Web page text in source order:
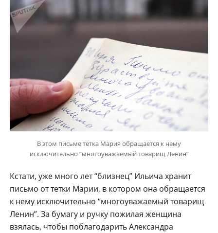
В этом письме тетка Мария обращается к нему
исключительно “многоуважаемый товарищ Ленин”
Кстати, уже много лет “близнец” Ильича хранит
письмо от тетки Марии, в котором она обращается
к нему исключительно “многоуважаемый товарищ
Ленин”. За бумагу и ручку пожилая женщина
взялась, чтобы поблагодарить Александра